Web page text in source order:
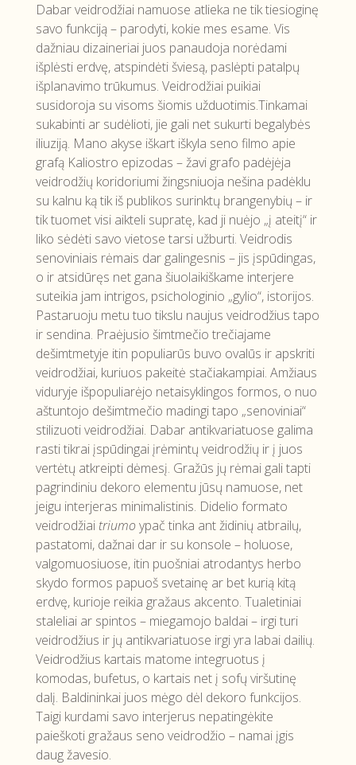
Dabar veidrodžiai namuose atlieka ne tik tiesioginę
savo funkciją – parodyti, kokie mes esame. Vis
dažniau dizaineriai juos panaudoja norėdami
išplėsti erdvę, atspindėti šviesą, paslėpti patalpų
išplanavimo trūkumus. Veidrodžiai puikiai
susidoroja su visoms šiomis užduotimis.Tinkamai
sukabinti ar sudėlioti, jie gali net sukurti begalybės
iliuziją. Mano akyse iškart iškyla seno filmo apie
grafą Kaliostro epizodas – žavi grafo padėjėja
veidrodžių koridoriumi žingsniuoja nešina padėklu
su kalnu ką tik iš publikos surinktų brangenybių – ir
tik tuomet visi aikteli supratę, kad ji nuėjo „į ateitį“ ir
liko sėdėti savo vietose tarsi užburti. Veidrodis
senoviniais rėmais dar galingesnis – jis įspūdingas,
o ir atsidūręs net gana šiuolaikiškame interjere
suteikia jam intrigos, psichologinio „gylio“, istorijos.
Pastaruoju metu tuo tikslu naujus veidrodžius tapo
ir sendina. Praėjusio šimtmečio trečiajame
dešimtmetyje itin populiarūs buvo ovalūs ir apskriti
veidrodžiai, kuriuos pakeitė stačiakampiai. Amžiaus
viduryje išpopuliarėjo netaisyklingos formos, o nuo
aštuntojo dešimtmečio madingi tapo „senoviniai“
stilizuoti veidrodžiai. Dabar antikvariatuose galima
rasti tikrai įspūdingai įrėmintų veidrodžių ir į juos
vertėtų atkreipti dėmesį. Gražūs jų rėmai gali tapti
pagrindiniu dekoro elementu jūsų namuose, net
jeigu interjeras minimalistinis. Didelio formato
veidrodžiai triumoypač tinka ant židinių atbrailų,
pastatomi, dažnai dar ir su konsole – holuose,
valgomuosiuose, itin puošniai atrodantys herbo
skydo formos papuoš svetainę ar bet kurią kitą
erdvę, kurioje reikia gražaus akcento. Tualetiniai
staleliai ar spintos – miegamojo baldai – irgi turi
veidrodžius ir jų antikvariatuose irgi yra labai dailių.
Veidrodžius kartais matome integruotus į
komodas, bufetus, o kartais net į sofų viršutinę
dalį. Baldininkai juos mėgo dėl dekoro funkcijos.
Taigi kurdami savo interjerus nepatingėkite
paieškoti gražaus seno veidrodžio – namai įgis
daug žavesio.